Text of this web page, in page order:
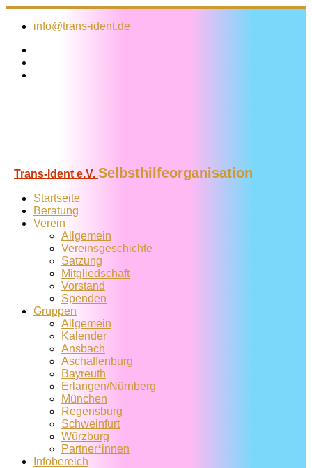
Zum
Inhalt
info@trans-ident.de
Trans-Ident e.V. Selbsthilfeorganisation
Startseite
Beratung
Verein
Allgemein
Vereins­geschichte
Satzung
Mitglied­schaft
Vorstand
Spenden
Gruppen
Allgemein
Kalender
Ansbach
Aschaffenburg
Bayreuth
Erlangen/Nürnberg
München
Regensburg
Schweinfurt
Würzburg
Partner*innen
Infobereich